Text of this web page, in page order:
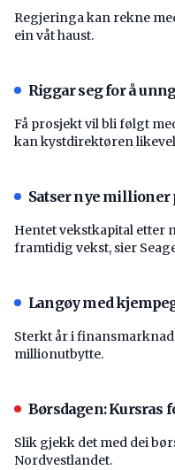
Regjeringa kan rekne
ein våt haust.
Riggar seg for å
Få prosjekt vil bli følgt
kan kystdirektøren
Satser nye millioner
Hentet vekstkapital etter
framtidig vekst, sier
Langøy med
Sterkt år i
millionutbytte.
Børsdagen: Kursras
Slik gjekk det med dei
Nordvestlandet.